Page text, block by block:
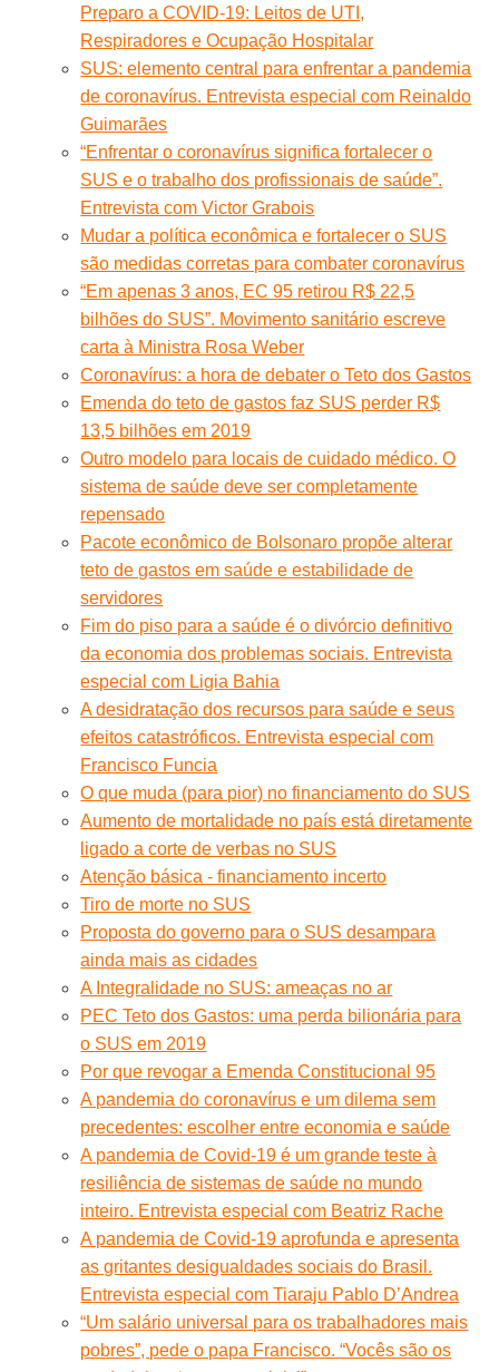
Preparo a COVID-19: Leitos de UTI,
Respiradores e Ocupação Hospitalar
SUS: elemento central para enfrentar a pandemia
de coronavírus. Entrevista especial com Reinaldo
Guimarães
“Enfrentar o coronavírus significa fortalecer o
SUS e o trabalho dos profissionais de saúde”.
Entrevista com Victor Grabois
Mudar a política econômica e fortalecer o SUS
são medidas corretas para combater coronavírus
“Em apenas 3 anos, EC 95 retirou R$ 22,5
bilhões do SUS”. Movimento sanitário escreve
carta à Ministra Rosa Weber
Coronavírus: a hora de debater o Teto dos Gastos
Emenda do teto de gastos faz SUS perder R$
13,5 bilhões em 2019
Outro modelo para locais de cuidado médico. O
sistema de saúde deve ser completamente
repensado
Pacote econômico de Bolsonaro propõe alterar
teto de gastos em saúde e estabilidade de
servidores
Fim do piso para a saúde é o divórcio definitivo
da economia dos problemas sociais. Entrevista
especial com Ligia Bahia
A desidratação dos recursos para saúde e seus
efeitos catastróficos. Entrevista especial com
Francisco Funcia
O que muda (para pior) no financiamento do SUS
Aumento de mortalidade no país está diretamente
ligado a corte de verbas no SUS
Atenção básica - financiamento incerto
Tiro de morte no SUS
Proposta do governo para o SUS desampara
ainda mais as cidades
A Integralidade no SUS: ameaças no ar
PEC Teto dos Gastos: uma perda bilionária para
o SUS em 2019
Por que revogar a Emenda Constitucional 95
A pandemia do coronavírus e um dilema sem
precedentes: escolher entre economia e saúde
A pandemia de Covid-19 é um grande teste à
resiliência de sistemas de saúde no mundo
inteiro. Entrevista especial com Beatriz Rache
A pandemia de Covid-19 aprofunda e apresenta
as gritantes desigualdades sociais do Brasil.
Entrevista especial com Tiaraju Pablo D’Andrea
“Um salário universal para os trabalhadores mais
pobres”, pede o papa Francisco. “Vocês são os